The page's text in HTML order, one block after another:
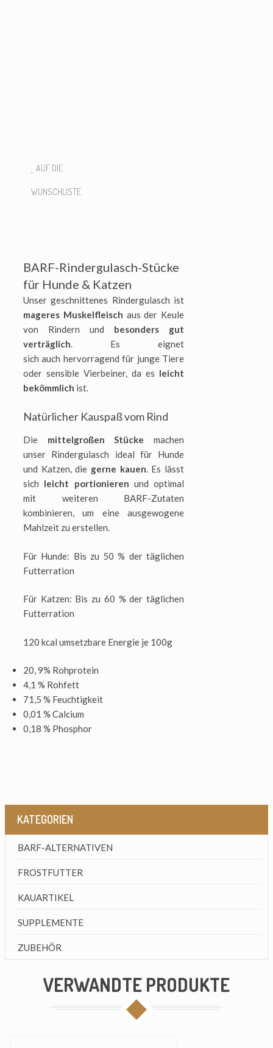
AUF DIE
WUNSCHLISTE
BARF-Rindergulasch-Stücke
für Hunde & Katzen
Unser geschnittenes Rindergulasch ist
mageres Muskelfleisch aus der Keule
von Rindern und besonders gut
verträglich. Es eignet
sich auch hervorragend für junge Tiere
oder sensible Vierbeiner, da es leicht
bekömmlich ist.
Natürlicher Kauspaß vom Rind
Die mittelgroßen Stücke machen
unser Rindergulasch ideal für Hunde
und Katzen, die gerne kauen. Es lässt
sich leicht portionieren und optimal
mit weiteren BARF-Zutaten
kombinieren, um eine ausgewogene
Mahlzeit zu erstellen.
Für Hunde: Bis zu 50 % der täglichen
Futterration
Für Katzen: Bis zu 60 % der täglichen
Futterration
120 kcal umsetzbare Energie je 100g
20, 9% Rohprotein
4,1 % Rohfett
71,5 % Feuchtigkeit
0,01 % Calcium
0,18 % Phosphor
KATEGORIEN
BARF-ALTERNATIVEN
FROSTFUTTER
KAUARTIKEL
SUPPLEMENTE
ZUBEHÖR
VERWANDTE PRODUKTE